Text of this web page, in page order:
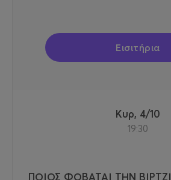
Εισιτήρια
Κυρ, 4/10
19:30
ΠΟΙΟΣ ΦΟΒΑΤΑΙ ΤΗΝ